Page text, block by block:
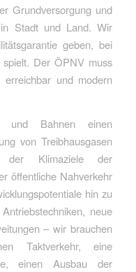
Grundversorgung und
Stadt und Land. Wir
geben, bei
Der ÖPNV muss
erreichbar und modern
und Bahnen einen
von Treibhausgasen
Klimaziele der
öffentliche Nahverkehr
hin zu
neue
– wir brauchen
Taktverkehr, eine
einen Ausbau der